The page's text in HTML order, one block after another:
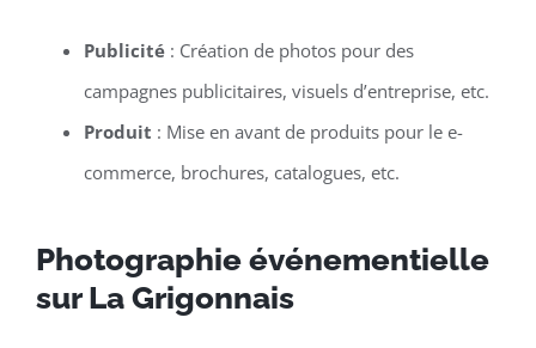
Publicité: Création de photos pour des
campagnes publicitaires, visuels d’entreprise, etc.
Produit : Mise en avant de produits pour le e-
commerce, brochures, catalogues, etc.
Photographie événementielle
sur La Grigonnais